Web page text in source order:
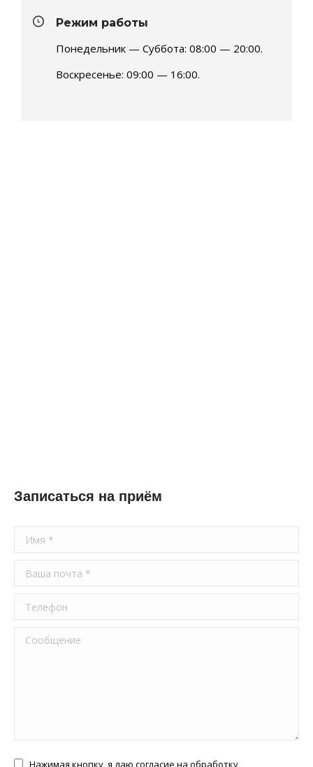
Режим работы
Понедельник — Суббота: 08:00 — 20:00.
Воскресенье: 09:00 — 16:00.
Записаться на приём
Имя *
Ваша почта *
Телефон
Сообщение
Нажимая кнопку, я даю согласие на обработку